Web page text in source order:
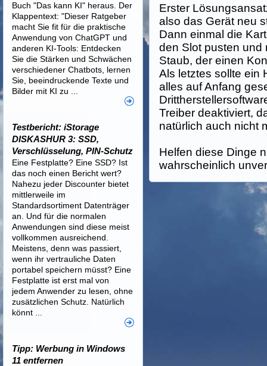
Erster
also das Gerät neu
Dann einmal die
den Slot pusten und
Staub, der einen
Als letztes sollte ein
alles auf Anfang
Treiber deaktiviert,
natürlich auch nicht
Helfen diese Dinge
wahrscheinlich
Buch "Das kann KI" heraus. Der
Klappentext: "Dieser Ratgeber
macht Sie fit für die praktische
Anwendung von ChatGPT und
anderen KI-Tools: Entdecken
Sie die Stärken und Schwächen
verschiedener Chatbots, lernen
Sie, beeindruckende Texte und
Bilder mit KI zu ...
Testbericht: iStorage
DISKASHUR 3: SSD,
Verschlüsselung, PIN-Schutz
Eine Festplatte? Eine SSD? Ist
das noch einen Bericht wert?
Nahezu jeder Discounter bietet
mittlerweile im
Standardsortiment Datenträger
an. Und für die normalen
Anwendungen sind diese meist
vollkommen ausreichend.
Meistens, denn was passiert,
wenn ihr vertrauliche Daten
portabel speichern müsst? Eine
Festplatte ist erst mal von
jedem Anwender zu lesen, ohne
zusätzlichen Schutz. Natürlich
könnt ...
Tipp: Werbung in Windows
11 entfernen